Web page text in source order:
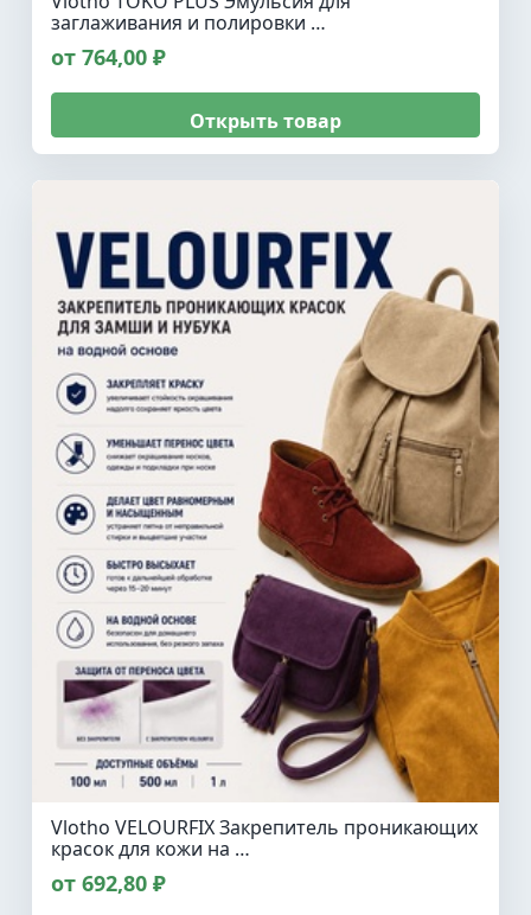
заглаживания и полировки …
от 764,00 ₽
Открыть товар
Vlotho VELOURFIX Закрепитель проникающих
красок для кожи на …
от 692,80 ₽